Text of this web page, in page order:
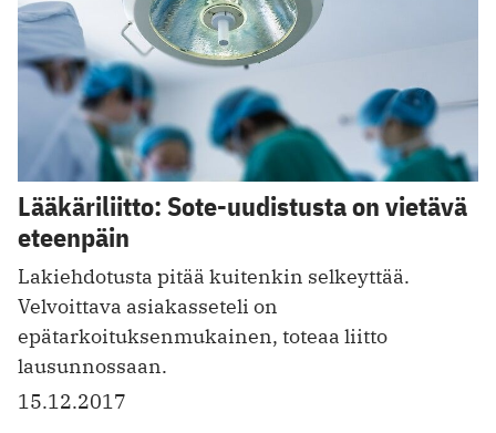
Lääkäriliitto: Sote-uudistusta on vietävä
eteenpäin
Lakiehdotusta pitää kuitenkin selkeyttää.
Velvoittava asiakasseteli on
epätarkoituksenmukainen, toteaa liitto
lausunnossaan.
15.12.2017